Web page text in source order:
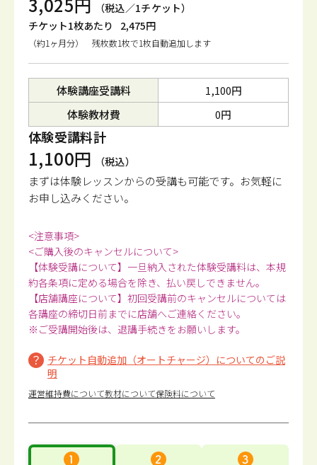
（税込／1チケット）
チケット1枚あたり
2,475円
（約1ヶ月分） 残枚数1枚で1枚自動追加します
体験講座受講料
1,100円
体験教材費
0円
体験受講料計
1,100円 （税込）
まずは体験レッスンからの受講も可能です。 お気軽に
お申し込みください。
<注意事項>
<ご購入後のキャンセルについて>
【体験受講について】一旦納入された体験受講料は、本規
約各条項に定める場合を除き、払い戻しできません。
【店舗講座について】初回受講前のキャンセルについては
各講座の締切日前までに店舗へご連絡ください。
※ご受講開始後は、退講手続きをお願いします。
チケット自動追加（オートチャージ）についてのご説
明
運営維持費について教材について保険料について